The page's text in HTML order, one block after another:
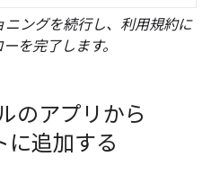
ングを続行し、利用規約に
を完了します。
のアプリから
に追加する